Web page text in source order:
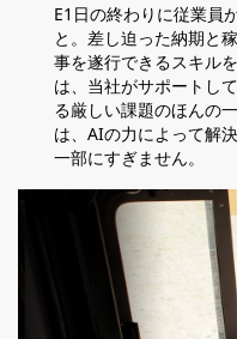
E1日の終わりに従業員
と。差し迫った納期と
事を遂行できるスキル
は、当社がサポートし
る厳しい課題のほんの
は、AIの力によって解
一部にすぎません。